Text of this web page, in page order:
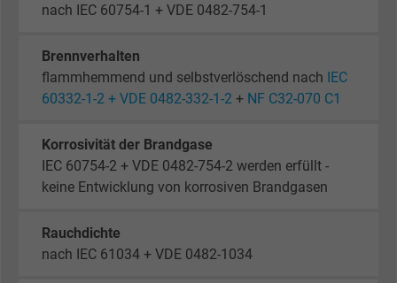
nach IEC 60754-1 + VDE 0482-754-1
Brennverhalten
flammhemmend und selbstverlöschend nach IEC
60332-1-2 + VDE 0482-332-1-2 + NF C32-070 C1
Korrosivität der Brandgase
IEC 60754-2 + VDE 0482-754-2 werden erfüllt -
keine Entwicklung von korrosiven Brandgasen
Rauchdichte
nach IEC 61034 + VDE 0482-1034